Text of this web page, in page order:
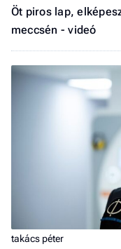
Öt piros lap,
meccsén - videó
takács péter